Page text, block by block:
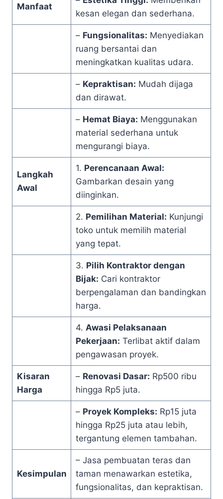
Manfaat
kesan elegan dan sederhana.
– Fungsionalitas: Menyediakan
ruang bersantai dan
meningkatkan kualitas udara.
– Kepraktisan: Mudah dijaga
dan dirawat.
– Hemat Biaya: Menggunakan
material sederhana untuk
mengurangi biaya.
Langkah
Awal
1. Perencanaan Awal:
Gambarkan desain yang
diinginkan.
2. Pemilihan Material: Kunjungi
toko untuk memilih material
yang tepat.
3. Pilih Kontraktor dengan
Bijak: Cari kontraktor
berpengalaman dan bandingkan
harga.
4. Awasi Pelaksanaan
Pekerjaan: Terlibat aktif dalam
pengawasan proyek.
Kisaran
Harga
– Renovasi Dasar: Rp500 ribu
hingga Rp5 juta.
– Proyek Kompleks: Rp15 juta
hingga Rp25 juta atau lebih,
tergantung elemen tambahan.
Kesimpulan
– Jasa pembuatan teras dan
taman menawarkan estetika,
fungsionalitas, dan kepraktisan.